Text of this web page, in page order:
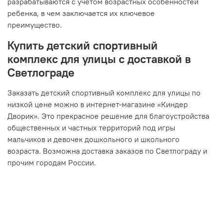
ребенка, в чем заключается их ключевое
преимущество.
Купить детский спортивный
комплекс для улицы с доставкой в
Светлограде
Заказать детский спортивный комплекс для улицы по
низкой цене можно в интернет-магазине «Киндер
Дворик». Это прекрасное решение для благоустройства
общественных и частных территорий под игры
мальчиков и девочек дошкольного и школьного
возраста. Возможна доставка заказов по Светлограду и
прочим городам России.